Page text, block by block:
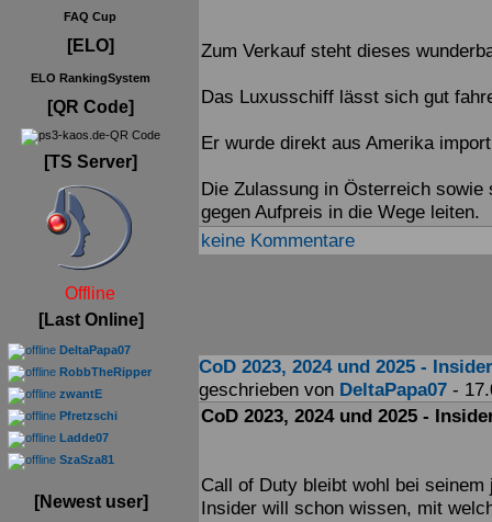
FAQ Cup
[ELO]
ELO RankingSystem
[QR Code]
[TS Server]
Offline
[Last Online]
DeltaPapa07
RobbTheRipper
zwantE
Pfretzschi
Ladde07
SzaSza81
[Newest user]
Zum Verkauf steht dieses
Das Luxusschiff lässt sich gut
Er wurde direkt aus Amerika
Die Zulassung in Österreich
gegen Aufpreis in die Wege leiten.
keine Kommentare
CoD 2023, 2024 und 2025 -
geschrieben von DeltaPapa07-
CoD 2023, 2024 und 2025 -
Call of Duty bleibt wohl bei
Insider will schon wissen, mit